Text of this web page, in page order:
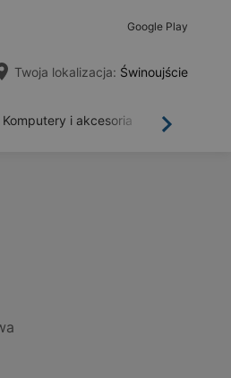
Google Play
Twoja lokalizacja: Świnoujście
Dalej
Komputery i akcesoria